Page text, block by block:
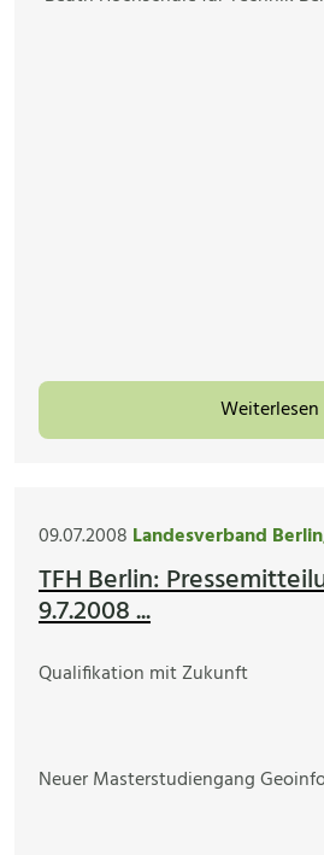
Weiterlesen
09.07.2008 Landesverband
TFH Berlin:
9.7.2008 ...
Qualifikation mit Zukunft
Neuer Masterstudiengang